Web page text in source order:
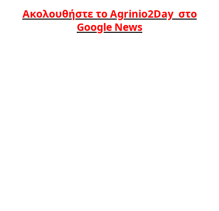
Ακολουθήστε το Agrinio2Day στο
Google News